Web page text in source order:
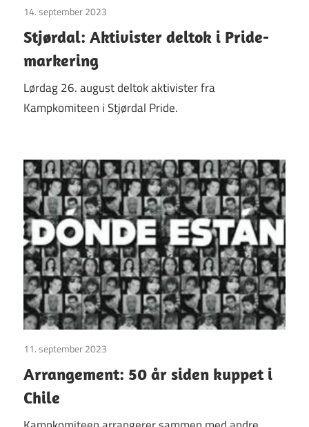
14. september 2023
Stjørdal: Aktivister deltok i Pride-
markering
Lørdag 26. august deltok aktivister fra
Kampkomiteen i Stjørdal Pride.
11. september 2023
Arrangement: 50 år siden kuppet i
Chile